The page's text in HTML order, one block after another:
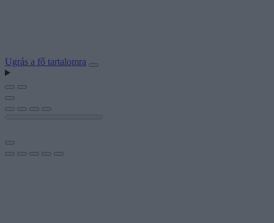
Ugrás a fő tartalomra